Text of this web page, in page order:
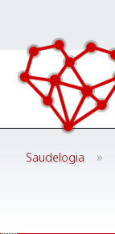
content
Saudelogia »